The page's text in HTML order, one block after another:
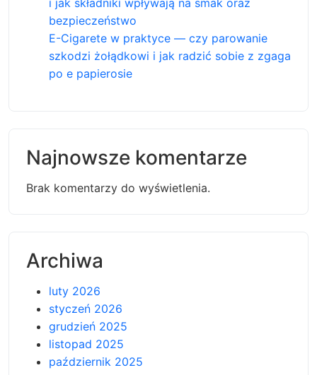
i jak składniki wpływają na smak oraz
bezpieczeństwo
E-Cigarete w praktyce — czy parowanie
szkodzi żołądkowi i jak radzić sobie z zgaga
po e papierosie
Najnowsze komentarze
Brak komentarzy do wyświetlenia.
Archiwa
luty 2026
styczeń 2026
grudzień 2025
listopad 2025
październik 2025